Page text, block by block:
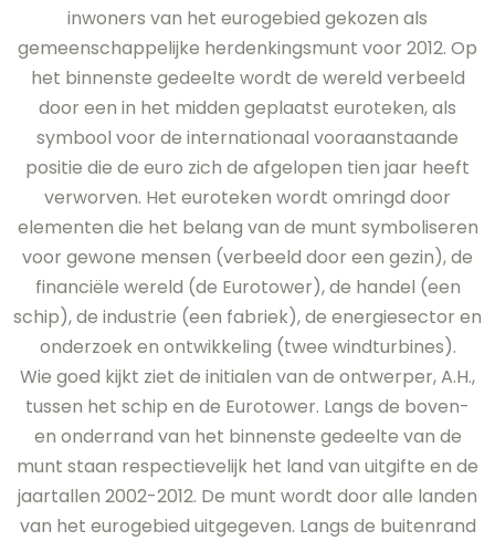
inwoners van het eurogebied gekozen als
gemeenschappelijke herdenkingsmunt voor 2012. Op
het binnenste gedeelte wordt de wereld verbeeld
door een in het midden geplaatst euroteken, als
symbool voor de internationaal vooraanstaande
positie die de euro zich de afgelopen tien jaar heeft
verworven. Het euroteken wordt omringd door
elementen die het belang van de munt symboliseren
voor gewone mensen (verbeeld door een gezin), de
financiële wereld (de Eurotower), de handel (een
schip), de industrie (een fabriek), de energiesector en
onderzoek en ontwikkeling (twee windturbines).
Wie goed kijkt ziet de initialen van de ontwerper, A.H.,
tussen het schip en de Eurotower. Langs de boven-
en onderrand van het binnenste gedeelte van de
munt staan respectievelijk het land van uitgifte en de
jaartallen 2002-2012. De munt wordt door alle landen
van het eurogebied uitgegeven. Langs de buitenrand